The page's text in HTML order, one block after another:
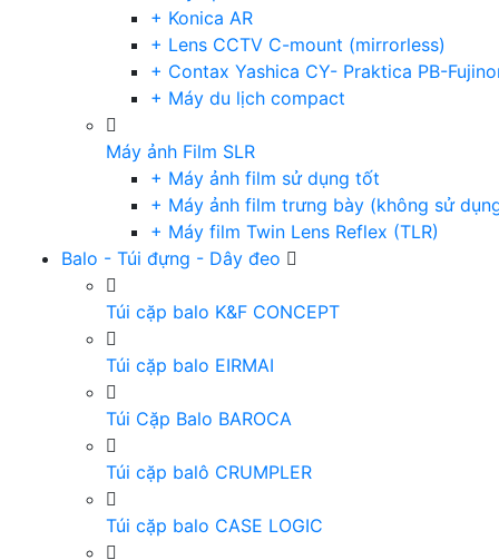
+ Konica AR
+ Lens CCTV C-mount (mirrorless)
+ Contax Yashica CY- Praktica PB-
+ Máy du lịch compact
Máy ảnh Film SLR
+ Máy ảnh film sử dụng tốt
+ Máy ảnh film trưng bày (không sử
+ Máy film Twin Lens Reflex (TLR)
Balo - Túi đựng - Dây đeo
Túi cặp balo K&F CONCEPT
Túi cặp balo EIRMAI
Túi Cặp Balo BAROCA
Túi cặp balô CRUMPLER
Túi cặp balo CASE LOGIC